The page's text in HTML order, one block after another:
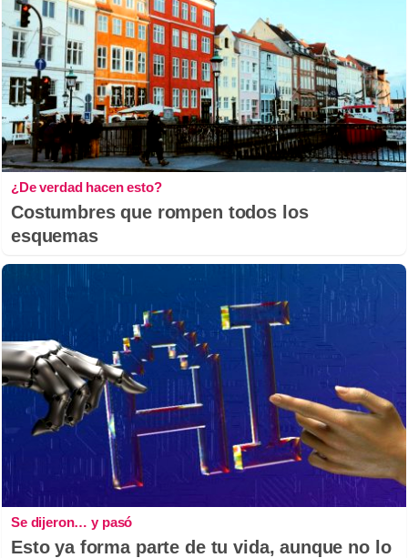
¿De verdad hacen esto?
Costumbres que rompen todos los
esquemas
Se dijeron… y pasó
Esto ya forma parte de tu vida, aunque no lo